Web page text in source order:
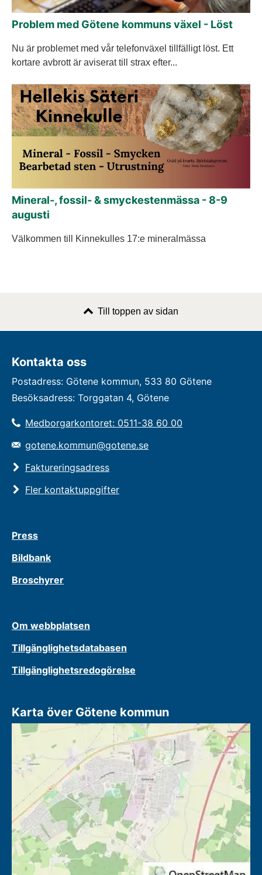
Problem med Götene kommuns växel - Löst
Nu är problemet med vår telefonväxel tillfälligt löst. Ett
kortare avbrott är aviserat till strax efter...
Mineral-, fossil- & smyckestenmässa - 8-9
augusti
Välkommen till Kinnekulles 17:e mineralmässa
Till toppen av sidan
Kontakta oss
Postadress: Götene kommun, 533 80 Götene
Besöksadress: Torggatan 4, Götene
Medborgarkontoret: 0511-38 60 00
gotene.kommun@gotene.se
Faktureringsadress
Fler kontaktuppgifter
Press
Bildbank
Broschyrer
Om webbplatsen
Tillgänglighetsdatabasen
Tillgänglighetsredogörelse
Karta över Götene kommun